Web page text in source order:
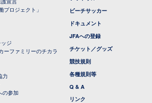
プロジェクト」
ジ
ーファミリーのチカラ
力
の参加
ビーチサッカー
ドキュメント
JFAへの登録
チケット／グッズ
競技規則
各種規則等
Q & A
リンク